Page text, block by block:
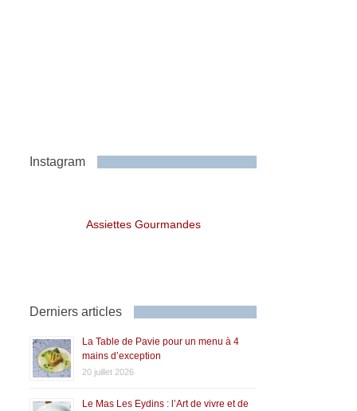
Instagram
Assiettes Gourmandes
Derniers articles
La Table de Pavie pour un menu à 4
mains d’exception
20 juillet 2026
Le Mas Les Eydins : l’Art de vivre et de